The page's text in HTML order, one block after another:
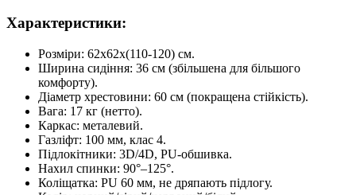
Характеристики:
Розміри: 62x62x(110-120) см.
Ширина сидіння: 36 см (збільшена для більшого
комфорту).
Діаметр хрестовини: 60 см (покращена стійкість).
Вага: 17 кг (нетто).
Каркас: металевий.
Газліфт: 100 мм, клас 4.
Підлокітники: 3D/4D, PU-обшивка.
Нахил спинки: 90°–125°.
Коліщатка: PU 60 мм, не дряпають підлогу.